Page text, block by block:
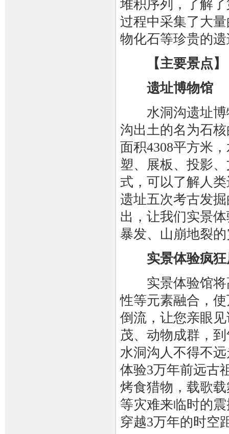
堆积序列，了解
过程中采集了大
物化石等珍贵的
【主要景点】
遗址博物馆
水洞沟遗址博
沟出土的名为石
面积4308平方米
塑、展板、投影
式，可以了解人
遗址五次考古发
出，让我们实景
暴发、山崩地裂
实景体验疯
实景体验馆将
性等元素融合，
倒流，让您亲眼
茂、动物成群，
水洞沟人不得不
体验3万年前远古
烤食猎物，载歌
等灾难来临时的
穿越3万年的时空